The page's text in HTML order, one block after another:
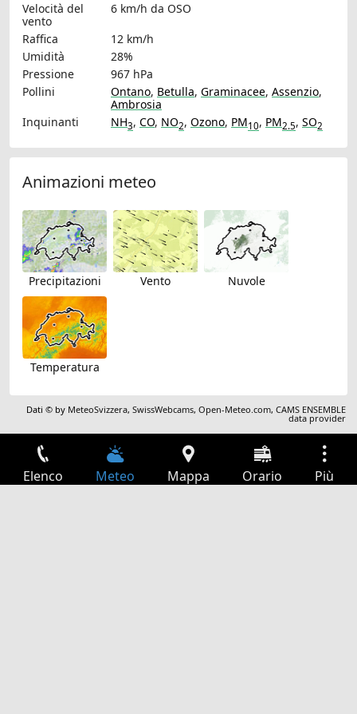
Velocità del
vento
6 km/h da OSO
Raffica
12 km/h
Umidità
28%
Pressione
967 hPa
Pollini
Ontano, Betulla, Graminacee, Assenzio,
Ambrosia
Inquinanti
NH3, CO, NO2, Ozono, PM10, PM2.5, SO2
Animazioni meteo
Precipitazioni Vento Nuvole
Temperatura
Dati © by MeteoSvizzera,SwissWebcams,Open-Meteo.com,CAMS ENSEMBLE
data provider
Elenco Meteo Mappa Orario Più